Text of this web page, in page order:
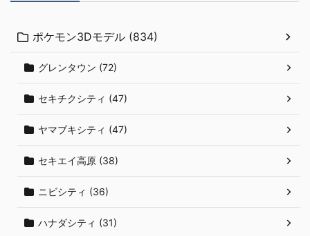
ポケモン3Dモデル (834)
グレンタウン (72)
セキチクシティ (47)
ヤマブキシティ (47)
セキエイ高原 (38)
ニビシティ (36)
ハナダシティ (31)